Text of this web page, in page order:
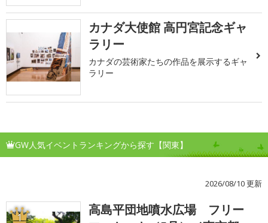
カナダ大使館 高円宮記念ギャ
ラリー
カナダの芸術家たちの作品を展示するギャ
ラリー
GW人気イベントランキングから探す【関東】
2026/08/10 更新
1
高島平団地噴水広場 フリー